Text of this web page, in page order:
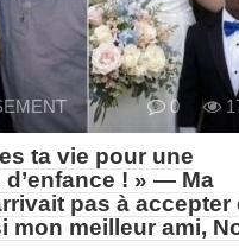
0
ta vie pour une
! » — Ma
pas à accepter
mon meilleur ami,